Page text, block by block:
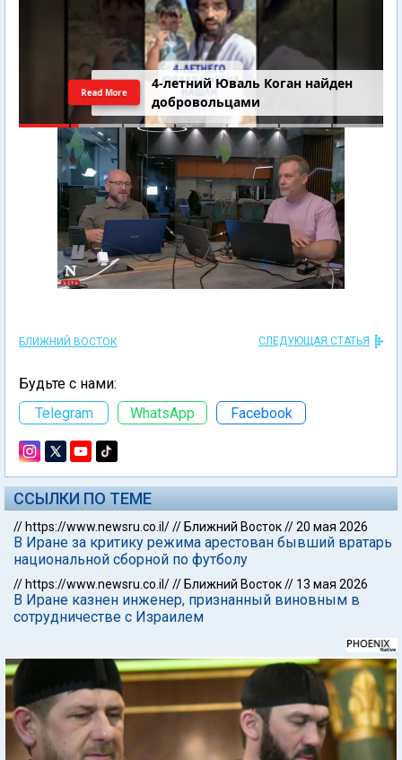
4-летний Юваль Коган найден
добровольцами
Read More
БЛИЖНИЙ ВОСТОК СЛЕДУЮЩАЯ СТАТЬЯ
Будьте с нами:
Telegram
WhatsApp Facebook
ССЫЛКИ ПО ТЕМЕ
// https://www.newsru.co.il/// Ближний Восток//20 мая 2026
В Иране за критику режима арестован бывший вратарь
национальной сборной по футболу
// https://www.newsru.co.il/// Ближний Восток// 13 мая 2026
В Иране казнен инженер, признанный виновным в
сотрудничестве с Израилем